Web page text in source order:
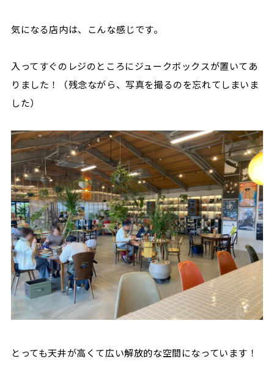
気になる店内は、こんな感じです。
入ってすぐのレジのところにジュークボックスが置いてあ
りました！
（残念ながら、写真を撮るのを忘れてしまいま
した）
とっても天井が高くて広い解放的な空間になっています！